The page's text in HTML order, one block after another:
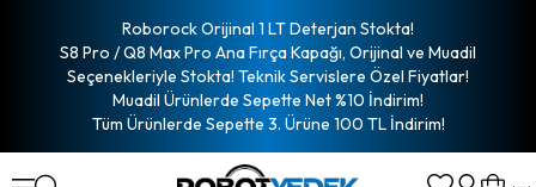
Roborock Orijinal 1 LT Deterjan Stokta!
S8 Pro / Q8 Max Pro Ana Fırça Kapağı, Orijinal ve Muadil
Seçenekleriyle Stokta! Teknik Servislere Özel Fiyatlar!
Muadil Ürünlerde Sepette Net %10 İndirim!
Tüm Ürünlerde Sepette 3. Ürüne 100 TL İndirim!